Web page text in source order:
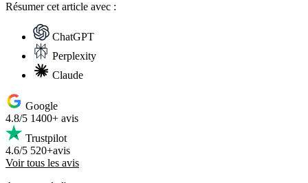
Résumercet article avec :
ChatGPT
Perplexity
Claude
Google
4.8/5 1400+ avis
Trustpilot
4.6/5 520+avis
Voir tous les avis